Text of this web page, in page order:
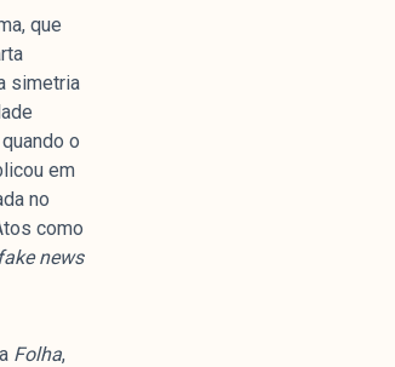
que
simetria
o
em
no
como
fake news
Folha,